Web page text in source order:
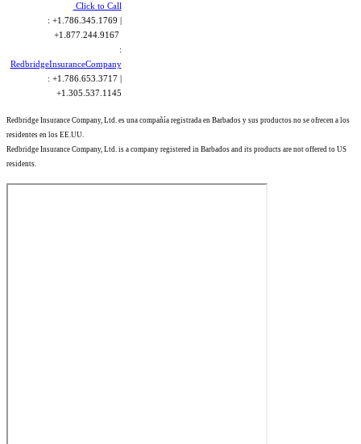
Click to Call
: +1.786.345.1769 |
+1.877.244.9167
:
RedbridgeInsuranceCompany
: +1.786.653.3717 |
+1.305.537.1145
Redbridge Insurance Company, Ltd. es una compañía registrada en Barbados y sus productos no se ofrecen a los
residentes en los EE.UU.
Redbridge Insurance Company, Ltd. is a company registered in Barbados and its products are not offered to US
residents.